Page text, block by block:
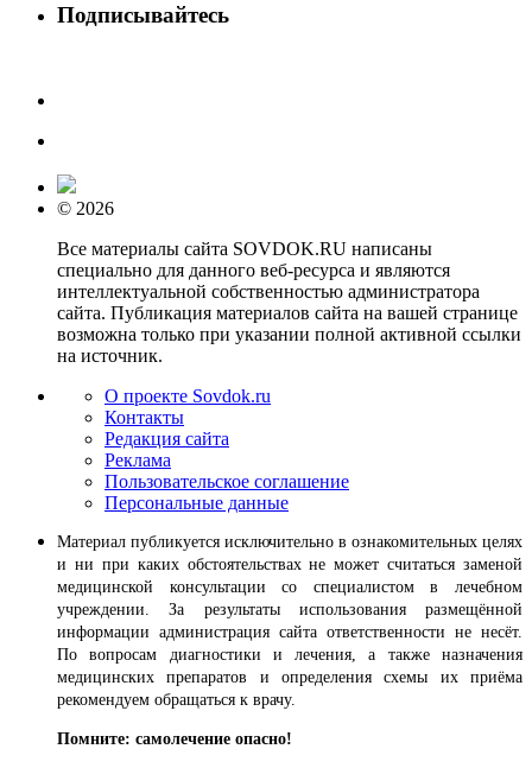
Подписывайтесь
© 2026
Все материалы сайта SOVDOK.RU написаны
специально для данного веб-ресурса и являются
интеллектуальной собственностью администратора
сайта. Публикация материалов сайта на вашей странице
возможна только при указании полной активной ссылки
на источник.
О проекте Sovdok.ru
Контакты
Редакция сайта
Реклама
Пользовательское соглашение
Персональные данные
Материал публикуется исключительно в ознакомительных целях
и ни при каких обстоятельствах не может считаться заменой
медицинской консультации со специалистом в лечебном
учреждении. За результаты использования размещённой
информации администрация сайта ответственности не несёт.
По вопросам диагностики и лечения, а также назначения
медицинских препаратов и определения схемы их приёма
рекомендуем обращаться к врачу.
Помните: самолечение опасно!